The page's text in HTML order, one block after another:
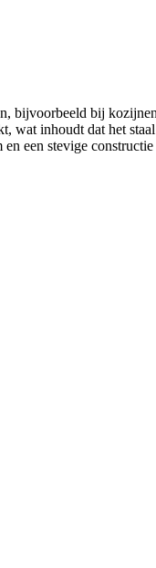
bij
inhoudt dat het
een stevige